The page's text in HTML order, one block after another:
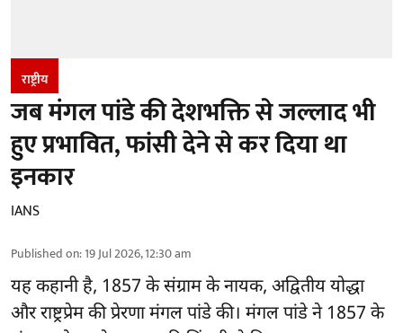
राष्ट्रीय
जब मंगल पांडे की देशभक्ति से जल्लाद भी
हुए प्रभावित, फांसी देने से कर दिया था
इनकार
IANS
Published on:19 Jul 2026, 12:30 am
यह कहानी है, 1857 के संग्राम के नायक, अद्वितीय योद्धा
और राष्ट्रप्रेम की प्रेरणा मंगल पांडे की। मंगल पांडे ने 1857 के